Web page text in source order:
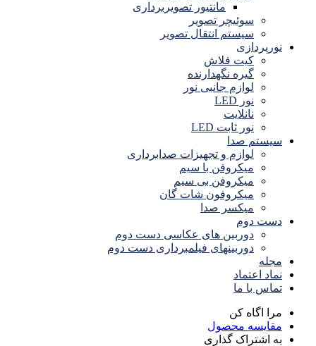
مانتیور تصویربرداری
سوئیچر تصویر
سیستم انتقال تصویر
نورپردازی
کیت فلاش
گیره نگهدارنده
لوازم جانبی نور
نور LED
نانلایت
نور ثابت LED
سیستم صدا
لوازم و تجهیزات صدابرداری
میکروفن با سیم
میکروفن بی سیم
میکروفون شات گان
میکسر صدا
دست دوم
دوربین های عکاسی دست دوم
دوربینهای فیلمبرداری دست دوم
مجله
نماد اعتماد
تماس با ما
مرا اگاه کن
مقایسه محصول
به اشتراک گذاری